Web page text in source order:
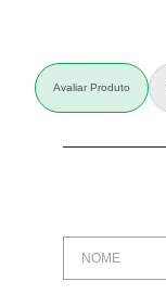
Avaliar Produto